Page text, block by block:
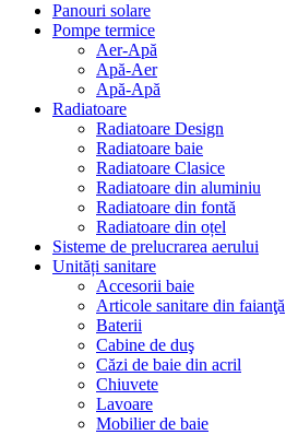
Panouri solare
Pompe termice
Aer-Apă
Apă-Aer
Apă-Apă
Radiatoare
Radiatoare Design
Radiatoare baie
Radiatoare Clasice
Radiatoare din aluminiu
Radiatoare din fontă
Radiatoare din oțel
Sisteme de prelucrarea aerului
Unități sanitare
Accesorii baie
Articole sanitare din faianţă
Baterii
Cabine de duş
Căzi de baie din acril
Chiuvete
Lavoare
Mobilier de baie